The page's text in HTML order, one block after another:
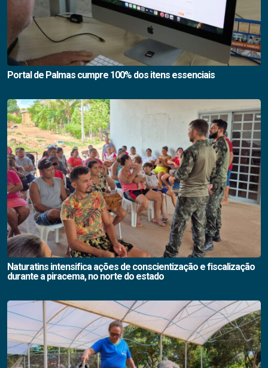
Portal de Palmas cumpre 100% dos itens essenciais
Naturatins intensifica ações de conscientização e fiscalização
durante a piracema, no norte do estado